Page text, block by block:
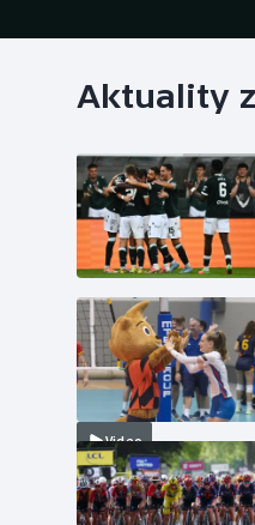
Aktuality
Video